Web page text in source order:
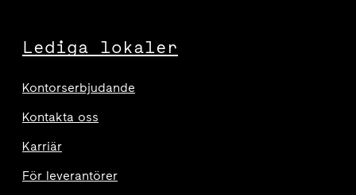
Lediga lokaler
Kontorserbjudande
Kontakta oss
Karriär
För leverantörer